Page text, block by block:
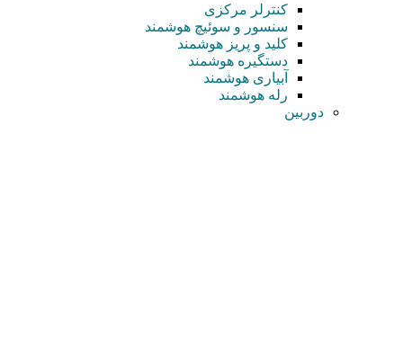
کنترلر مرکزی
سنسور و سوئیچ هوشمند
کلید و پریز هوشمند
دستگیره هوشمند
آبیاری هوشمند
رله هوشمند
دوربین